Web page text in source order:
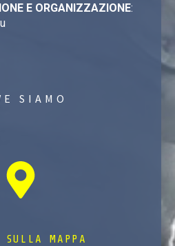
E ORGANIZZAZIONE:
SIAMO
SULLA MAPPA